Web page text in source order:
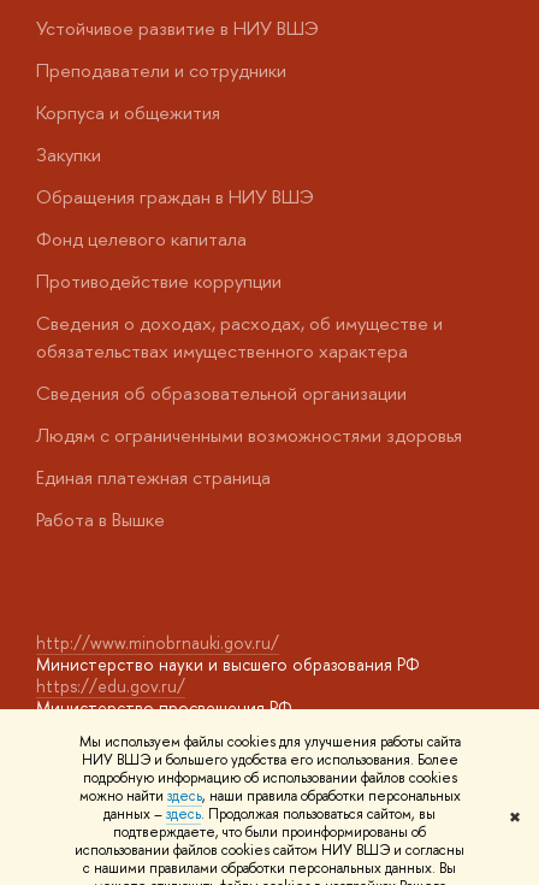
Мы используем файлы cookies для улучшения работы сайта
НИУ ВШЭ и большего удобства его использования. Более
подробную информацию об использовании файлов cookies
можно найти здесь, наши правила обработки персональных
данных –здесь. Продолжая пользоваться сайтом, вы
подтверждаете, что были проинформированы об
использовании файлов cookies сайтом НИУ ВШЭ и согласны
с нашими правилами обработки персональных данных. Вы
✖
Устойчивое развитие в НИУ ВШЭ
Преподаватели и сотрудники
Корпуса и общежития
Закупки
Обращения граждан в НИУ ВШЭ
Фонд целевого капитала
Противодействие коррупции
Сведения о доходах, расходах, об имуществе и
обязательствах имущественного характера
Сведения об образовательной организации
Людям с ограниченными возможностями здоровья
Единая платежная страница
Работа в Вышке
http://www.minobrnauki.gov.ru/
Министерство науки и высшего образования РФ
https://edu.gov.ru/
Министерство просвещения РФ
Массовые открытые онлайн-курсы
© НИУ ВШЭ 1993–2026 Адреса и контактыУсловия
использования материалов Политика конфиденциальности
Шрифты HSE Sans и HSE Slab разработаны вШколе дизайна НИУ